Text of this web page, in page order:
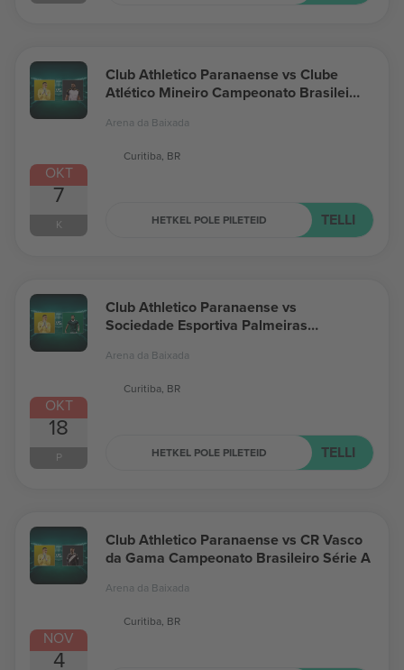
OKT
7
K
Club Athletico Paranaense vs Clube
Atlético Mineiro Campeonato Brasileiro
Arena da Baixada
Curitiba, BR
HETKEL POLE PILETEID TELLI
OKT
18
P
Club Athletico Paranaense vs
Sociedade Esportiva Palmeiras
Arena da Baixada
Curitiba, BR
HETKEL POLE PILETEID TELLI
NOV
4
Club Athletico Paranaense vs CR Vasco
da Gama Campeonato Brasileiro Série A
Arena da Baixada
Curitiba, BR